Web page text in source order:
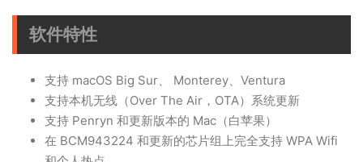
软件特性
支持 macOS Big Sur、 Monterey、Ventura
支持本机无线（Over The Air，OTA）系统更新
支持 Penryn 和更新版本的 Mac（白苹果）
在 BCM943224 和更新的芯片组上完全支持 WPA Wifi